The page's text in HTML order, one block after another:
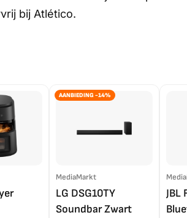
bij Atlético.
AANBIEDING -14%
MediaMarkt
LG DSG10TY
Soundbar Zwart
JBL